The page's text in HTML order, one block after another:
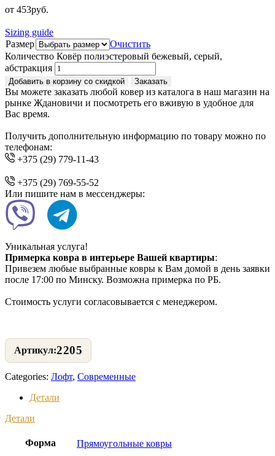
от 453руб.
Sizing guide
Размер
Очистить
Количество Ковёр полиэстеровый бежевый, серый,
абстракция
Добавить в корзину со скидкой Заказать
Вы можете заказать любой ковер из каталога в наш магазин на
рынке Ждановичи и посмотреть его вживую в удобное для
Вас время.
Получить дополнительную информацию по товару можно по
телефонам:
+375 (29) 779-11-43
+375 (29) 769-55-52
Или пишите нам в мессенджеры:
Уникальная услуга!
Примерка ковра в интерьере Вашей квартиры:
Привезем любые выбранные ковры к Вам домой в день заявки
после 17:00 по Минску. Возможна примерка по РБ.
Стоимость услуги согласовывается с менеджером.
2205
Categories: Лофт, Современные
Детали
Детали
Форма Прямоугольные ковры